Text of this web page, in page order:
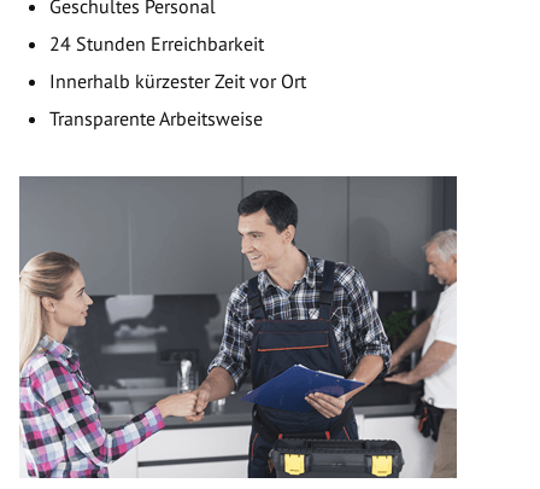
Geschultes Personal
24 Stunden Erreichbarkeit
Innerhalb kürzester Zeit vor Ort
Transparente Arbeitsweise